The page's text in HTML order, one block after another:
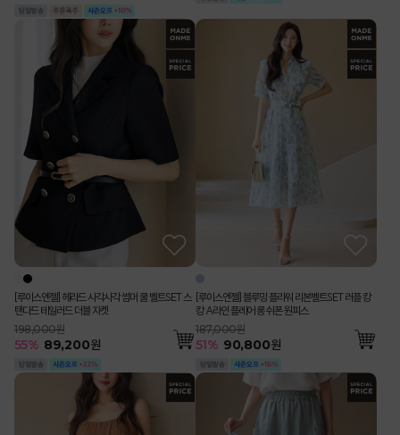
[루이스엔젤] 헤라드 사각사각 썸머 쿨 벨트SET 스
탠다드 테일러드 더블 자켓
198,000원
55% 89,200원
[루이스엔젤] 블루밍 플라워 리본벨트SET 러플 캉
캉 A라인 플레어 롱 쉬폰 원피스
187,000원
51% 90,800원